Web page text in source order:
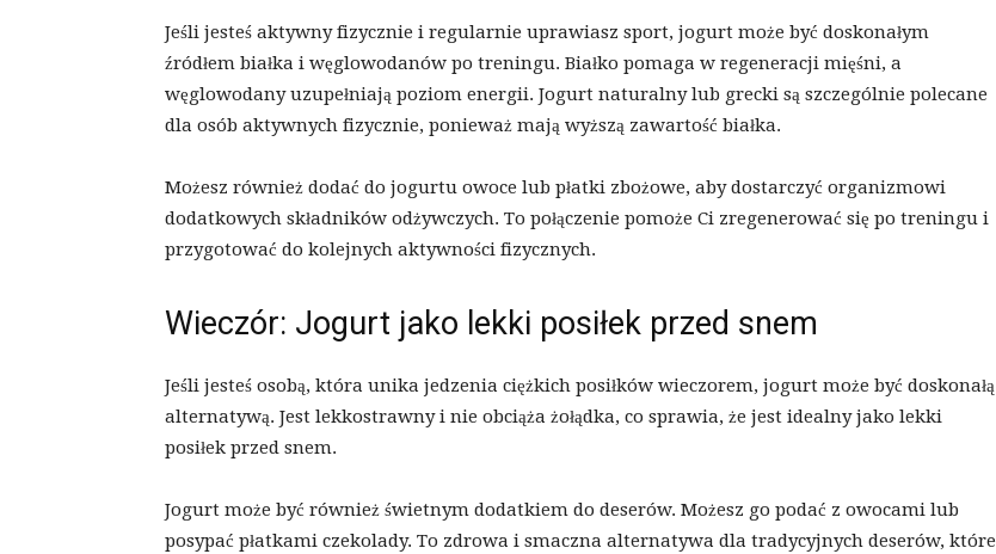
Jeśli jesteś aktywny fizycznie i regularnie uprawiasz sport, jogurt może być doskonałym
źródłem białka i węglowodanów po treningu. Białko pomaga w regeneracji mięśni, a
węglowodany uzupełniają poziom energii. Jogurt naturalny lub grecki są szczególnie polecane
dla osób aktywnych fizycznie, ponieważ mają wyższą zawartość białka.
Możesz również dodać do jogurtu owoce lub płatki zbożowe, aby dostarczyć organizmowi
dodatkowych składników odżywczych. To połączenie pomoże Ci zregenerować się po treningu i
przygotować do kolejnych aktywności fizycznych.
Wieczór: Jogurt jako lekki posiłek przed snem
Jeśli jesteś osobą, która unika jedzenia ciężkich posiłków wieczorem, jogurt może być doskonałą
alternatywą. Jest lekkostrawny i nie obciąża żołądka, co sprawia, że jest idealny jako lekki
posiłek przed snem.
Jogurt może być również świetnym dodatkiem do deserów. Możesz go podać z owocami lub
posypać płatkami czekolady. To zdrowa i smaczna alternatywa dla tradycyjnych deserów, które